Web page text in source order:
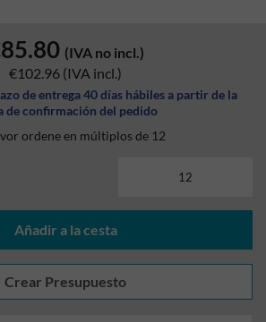
(IVA no incl.)
€102.96 (IVA incl.)
de entrega 40 días hábiles a partir de la
de confirmación del pedido
ordene en múltiplos de 12
Añadir a la cesta